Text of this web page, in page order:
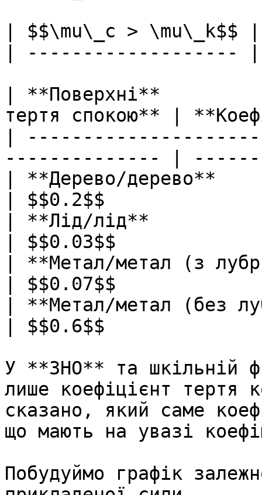
| $$\mu\_c > \mu\_k$$ |
| ------------------- |
| **Поверхні**
тертя спокою** |
|
-------------- |
| **Дерево/
| $$0.2$$
| **Лід/лід**
| $$0.03$$
| **Метал/метал (з
| $$0.07$$
| **Метал/метал (без
| $$0.6$$
У **ЗНО** та шкiльнiй
лише коефiцiєнт тертя
сказано, який саме
що мають на увазi
Побудуймо графiк